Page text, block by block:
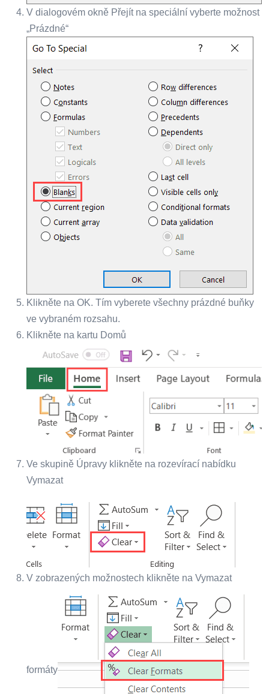
V dialogovém okně Přejít na speciální vyberte možnost
„Prázdné“
Klikněte na OK. Tím vyberete všechny prázdné buňky
ve vybraném rozsahu.
Klikněte na kartu Domů
Ve skupině Úpravy klikněte na rozevírací nabídku
Vymazat
V zobrazených možnostech klikněte na Vymazat
formáty